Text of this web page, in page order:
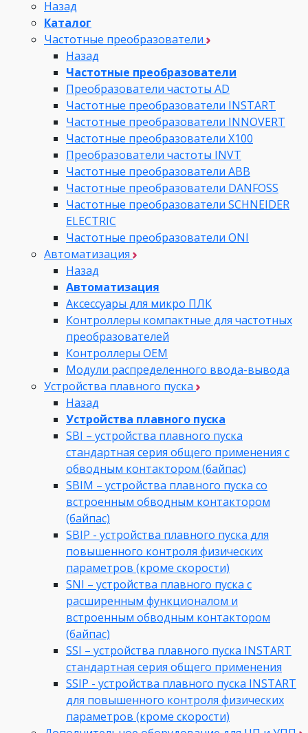
Назад
Каталог
Частотные преобразователи
Назад
Частотные преобразователи
Преобразователи частоты AD
Частотные преобразователи INSTART
Частотные преобразователи INNOVERT
Частотные преобразователи Х100
Преобразователи частоты INVT
Частотные преобразователи ABB
Частотные преобразователи DANFOSS
Частотные преобразователи SCHNEIDER
ELECTRIC
Частотные преобразователи ONI
Автоматизация
Назад
Автоматизация
Аксессуары для микро ПЛК
Контроллеры компактные для частотных
преобразователей
Контроллеры ОЕМ
Модули распределенного ввода-вывода
Устройства плавного пуска
Назад
Устройства плавного пуска
SBI – устройства плавного пуска
стандартная серия общего применения с
обводным контактором (байпас)
SBIM – устройства плавного пуска со
встроенным обводным контактором
(байпас)
SBIP - устройства плавного пуска для
повышенного контроля физических
параметров (кроме скорости)
SNI – устройства плавного пуска с
расширенным функционалом и
встроенным обводным контактором
(байпас)
SSI – устройства плавного пуска INSTART
стандартная серия общего применения
SSIP - устройства плавного пуска INSTART
для повышенного контроля физических
параметров (кроме скорости)